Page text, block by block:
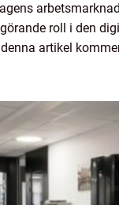
roll i den
artikel